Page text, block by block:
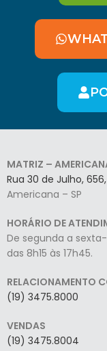
MATRIZ –
Rua 30 de Julho,
Americana – SP
HORÁRIO DE
De segunda a
das 8h15 às 17h45.
RELACIONAMENTO
(19) 3475.8000
VENDAS
(19) 3475.8004